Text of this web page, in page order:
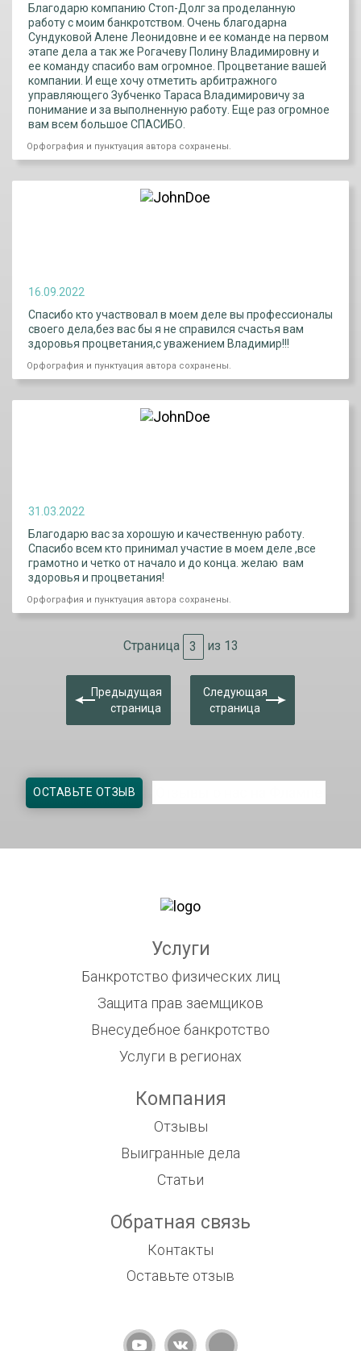
Благодарю компанию Стоп-Долг за проделанную
работу с моим банкротством. Очень благодарна
Сундуковой Алене Леонидовне и ее команде на первом
этапе дела а так же Рогачеву Полину Владимировну и
ее команду спасибо вам огромное. Процветание вашей
компании. И еще хочу отметить арбитражного
управляющего Зубченко Тараса Владимировичу за
понимание и за выполненную работу. Еще раз огромное
вам всем большое СПАСИБО.
Орфография и пунктуация автора сохранены.
16.09.2022
Спасибо кто участвовал в моем деле вы профессионалы
своего дела,без вас бы я не справился счастья вам
здоровья процветания,с уважением Владимир!!!
Орфография и пунктуация автора сохранены.
31.03.2022
Благодарю вас за хорошую и качественную работу.
Спасибо всем кто принимал участие в моем деле ,все
грамотно и четко от начало и до конца. желаю вам
здоровья и процветания!
Орфография и пунктуация автора сохранены.
Предыдущая
страница
Следующая
страница
Страница из 13
ОСТАВЬТЕ ОТЗЫВ
Услуги
Банкротство физических лиц
Защита прав заемщиков
Внесудебное банкротство
Услуги в регионах
Компания
Отзывы
Выигранные дела
Статьи
Обратная связь
Контакты
Оставьте отзыв